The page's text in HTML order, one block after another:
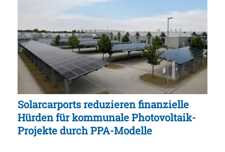
Solarcarports reduzieren finanzielle
Hürden für kommunale Photovoltaik-
Projekte durch PPA-Modelle